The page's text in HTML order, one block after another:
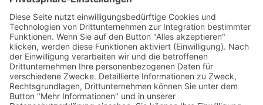
AWO Kulturhaus Babelsberg
Arbeit mit Behinderung
AWO Büro Kindermut
Kulturland Brandenburg
AWO Selbsthilfe
AWO eLearning
Kultur für JEDEN
AWO 1plus9